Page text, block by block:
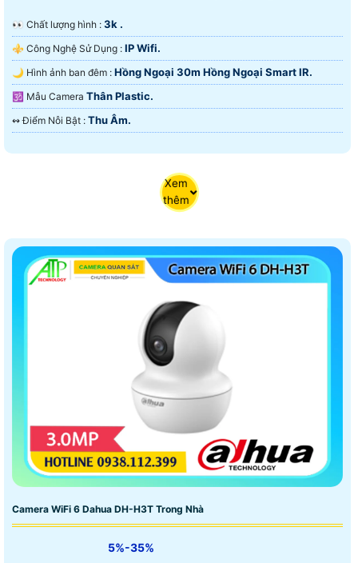
️👀 Chất lượng hình : 3k .
⚜️ Công Nghệ Sử Dụng : IP Wifi.
🌙 Hình ảnh ban đêm : Hồng Ngoại 30m Hồng Ngoại Smart IR.
🕉️ Mẫu Camera Thân Plastic.
️↭ Điểm Nỗi Bật : Thu Âm.
Xem
thêm
Camera WiFi 6 Dahua DH-H3T Trong Nhà
5%-35%